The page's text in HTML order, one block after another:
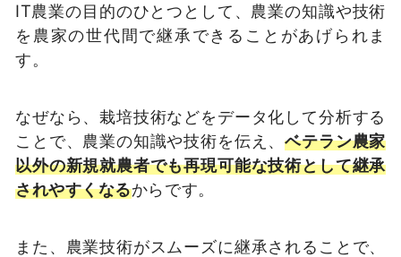
IT農業の目的のひとつとして、農業の知識や技術
を農家の世代間で継承できることがあげられま
す。
なぜなら、栽培技術などをデータ化して分析する
ことで、農業の知識や技術を伝え、ベテラン農家
以外の新規就農者でも再現可能な技術として継承
されやすくなるからです。
また、農業技術がスムーズに継承されることで、